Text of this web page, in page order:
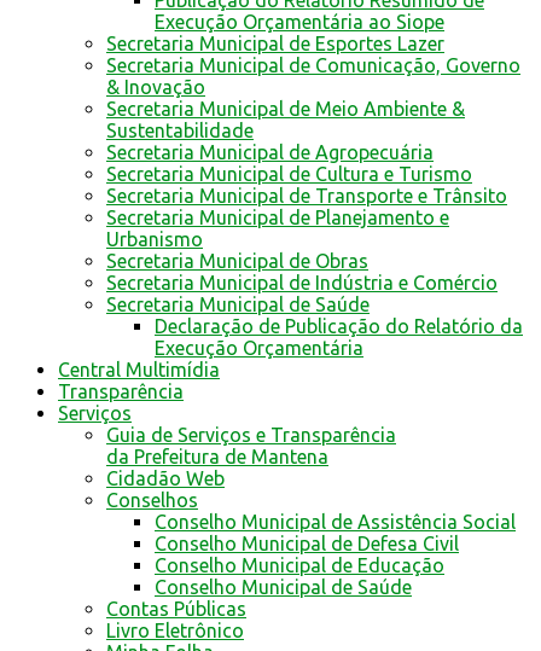
Execução Orçamentária ao Siope
Secretaria Municipal de Esportes Lazer
Secretaria Municipal de Comunicação, Governo
& Inovação
Secretaria Municipal de Meio Ambiente &
Sustentabilidade
Secretaria Municipal de Agropecuária
Secretaria Municipal de Cultura e Turismo
Secretaria Municipal de Transporte e Trânsito
Secretaria Municipal de Planejamento e
Urbanismo
Secretaria Municipal de Obras
Secretaria Municipal de Indústria e Comércio
Secretaria Municipal de Saúde
Declaração de Publicação do Relatório da
Execução Orçamentária
Central Multimídia
Transparência
Serviços
Guia de Serviços e Transparência
da Prefeitura de Mantena
Cidadão Web
Conselhos
Conselho Municipal de Assistência Social
Conselho Municipal de Defesa Civil
Conselho Municipal de Educação
Conselho Municipal de Saúde
Contas Públicas
Livro Eletrônico